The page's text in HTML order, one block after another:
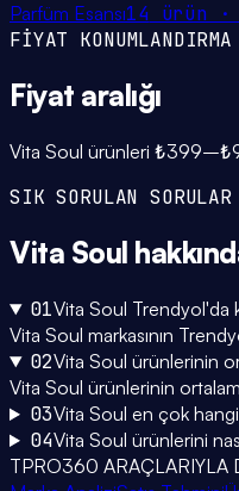
Parfüm Esansı14 ürün
FİYAT KONUMLANDIRMA
Fiyat aralığı
Vita Soul ürünleri
SIK SORULAN SORULAR
Vita Soul
01Vita Soul Trendyol'da
Vita Soul markasının
02Vita Soul ürünlerinin
Vita Soul ürünlerinin
03Vita Soul en çok
04Vita Soul ürünlerini
TPRO360 ARAÇLARIYLA